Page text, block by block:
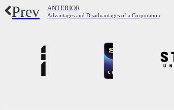
Prev ANTERIOR
Advantages and Disadvantages of a Corporation